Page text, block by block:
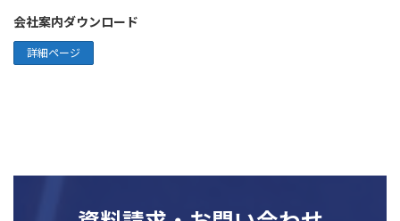
会社案内ダウンロード
詳細ページ